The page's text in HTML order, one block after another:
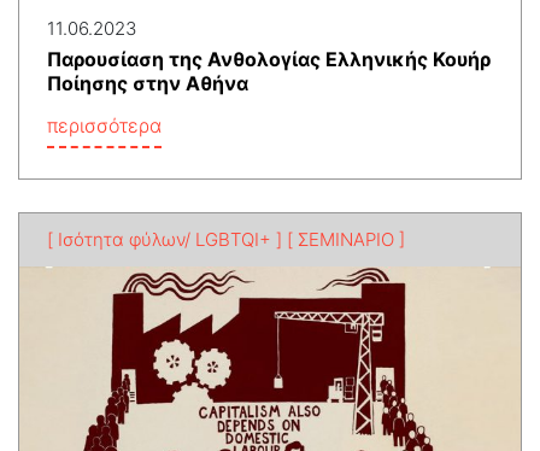
11.06.2023
Παρουσίαση της Ανθολογίας Ελληνικής Κουήρ
Ποίησης στην Αθήνα
περισσότερα
[ Ισότητα φύλων/ LGBTQI+ ] [ ΣΕΜΙΝΑΡΙΟ ]